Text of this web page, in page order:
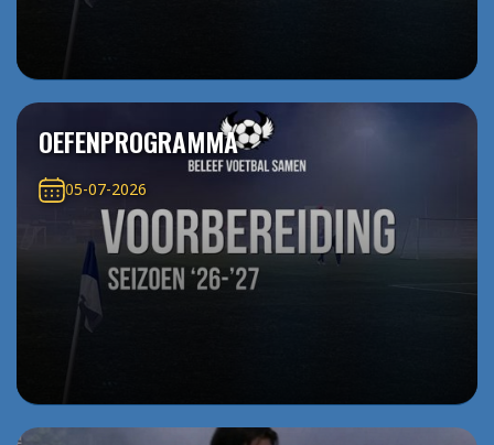
OEFENPROGRAMMA
05-07-2026